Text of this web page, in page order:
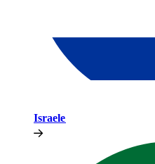
Israele​​